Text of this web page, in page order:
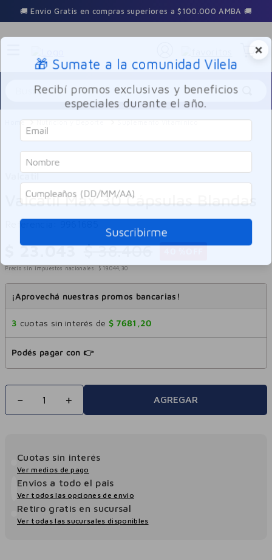
🚚 Envío Gratis en compras superiores a $100.000 AMBA 🚚
Buscar
Nutricion y Deporte Suplemento Vitamínico
Valcatil
Valcatil Max 30 Cápsulas Blandas
Referencia
23.043 $ 38.406
Precio sin impuestos nacionales: $ 19.044, 30
¡Aprovechá nuestras promos bancarias!
3 cuotas sin interés de $ 7681 ,20
Podés pagar con 👉
＋
－ AGREGAR
Cuotas sin interés
Ver medios de pago
Envios a todo el pais
Ver todos las opciones de envio
Retiro gratis en sucursal
Ver todas las sucursales disponibles
×
🎁 Sumate a la comunidad Vilela
Recibí promos exclusivas y beneficios
especiales durante el año.
Suscribirme